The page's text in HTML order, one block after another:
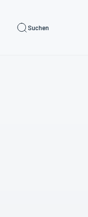
Suchen